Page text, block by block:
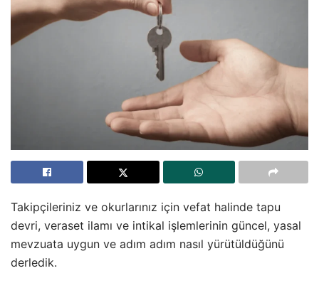
Takipçileriniz ve okurlarınız için vefat halinde tapu
devri, veraset ilamı ve intikal işlemlerinin güncel, yasal
mevzuata uygun ve adım adım nasıl yürütüldüğünü
derledik.